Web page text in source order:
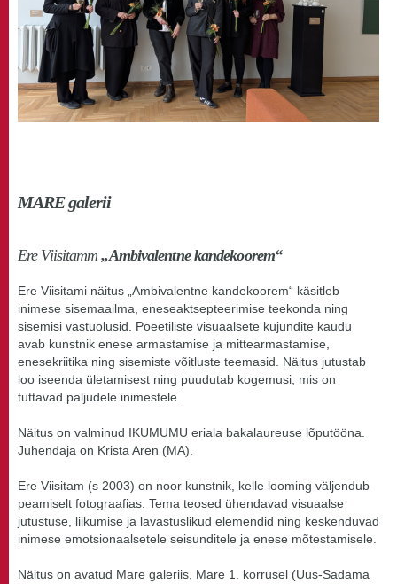
MARE galerii
Ere Viisitamm„Ambivalentne kandekoorem“
Ere Viisitami näitus „Ambivalentne kandekoorem“ käsitleb
inimese sisemaailma, eneseaktsepteerimise teekonda ning
sisemisi vastuolusid. Poeetiliste visuaalsete kujundite kaudu
avab kunstnik enese armastamise ja mittearmastamise,
enesekriitika ning sisemiste võitluste teemasid. Näitus jutustab
loo iseenda ületamisest ning puudutab kogemusi, mis on
tuttavad paljudele inimestele.
Näitus on valminud IKUMUMU eriala bakalaureuse lõputööna.
Juhendaja on Krista Aren (MA).
Ere Viisitam (s 2003) on noor kunstnik, kelle looming väljendub
peamiselt fotograafias. Tema teosed ühendavad visuaalse
jutustuse, liikumise ja lavastuslikud elemendid ning keskenduvad
inimese emotsionaalsetele seisunditele ja enese mõtestamisele.
Näitus on avatud Mare galeriis, Mare 1. korrusel (Uus-Sadama